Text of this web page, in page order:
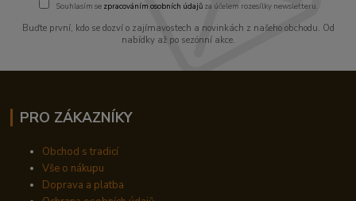
Souhlasím se zpracováním osobních údajůza účelem rozesílky newsletteru.
Buďte první, kdo se dozví o zajímavostech a novinkách z našeho obchodu. Od
nabídky až po sezónní akce.
PRO ZÁKAZNÍKY
Obchod s tradicí
Vše o nákupu
Doprava a platba